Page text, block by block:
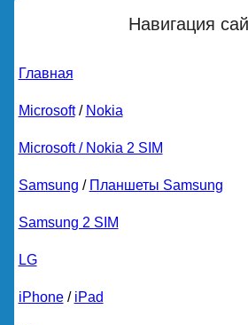
Навигация
Главная
Microsoft/ Nokia
Microsoft / Nokia 2 SIM
Samsung / Планшеты Samsung
Samsung 2 SIM
LG
iPhone/ iPad